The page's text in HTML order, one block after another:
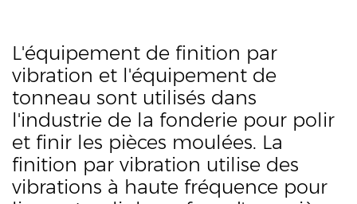
L'équipement de finition par
vibration et l'équipement de
tonneau sont utilisés dans
l'industrie de la fonderie pour polir
et finir les pièces moulées. La
finition par vibration utilise des
vibrations à haute fréquence pour